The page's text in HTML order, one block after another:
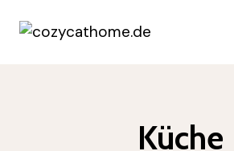
Inhalt
Küche